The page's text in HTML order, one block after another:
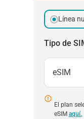
Línea
Tipo de
eSIM
El plan
eSIM aquí.